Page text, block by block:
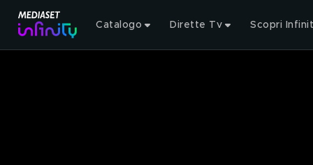
Catalogo Dirette Tv Scopri